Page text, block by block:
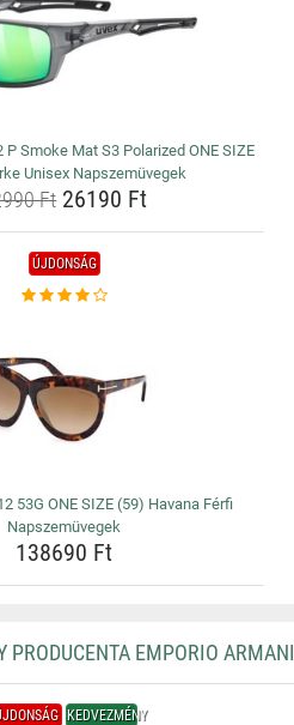
Smoke Mat S3 Polarized ONE SIZE
Unisex Napszemüvegek
Ft26190 Ft
ÚJDONSÁG
53G ONE SIZE (59) Havana Férfi
Napszemüvegek
138690 Ft
PRODUCENTA EMPORIO ARMANI
KEDVEZMÉNY